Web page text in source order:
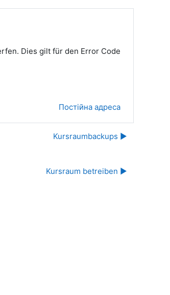
Dies gilt für den Error Code
Постійна адреса
Kursraumbackups ▶︎
Kursraum betreiben ▶︎